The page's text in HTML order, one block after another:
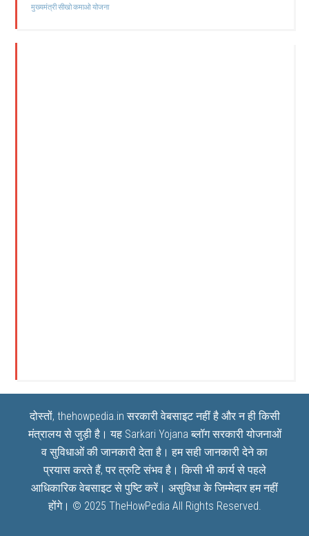
मुख्यमंत्री सीखो कमाओ योजना
दोस्तों, thehowpedia.in सरकारी वेबसाइट नहीं है और न ही किसी
मंत्रालय से जुड़ी है। यह Sarkari Yojana ब्लॉग सरकारी योजनाओं
व सुविधाओं की जानकारी देता है। हम सही जानकारी देने का
प्रयास करते हैं, पर त्रुटि संभव है। किसी भी कार्य से पहले
आधिकारिक वेबसाइट से पुष्टि करें। असुविधा के जिम्मेदार हम नहीं
होंगे। © 2025 TheHowPedia All Rights Reserved.